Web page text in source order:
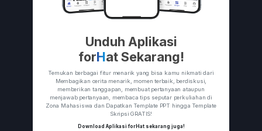
Unduh Aplikasi
forHat Sekarang!
Temukan berbagai fitur menarik yang bisa kamu nikmati dari
Membagikan cerita menarik, momen terbaik, berdiskusi,
memberikan tanggapan, membuat pertanyaan ataupun
menjawab pertanyaan, membaca tips seputar perkuliahan di
Zona Mahasiswa dan Dapatkan Template PPT hingga Template
Skripsi GRATIS!
Download Aplikasi forHat sekarang juga!